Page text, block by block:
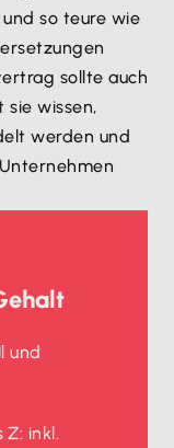
so teure wie
sollte auch
wissen,
werden und
und
inkl.